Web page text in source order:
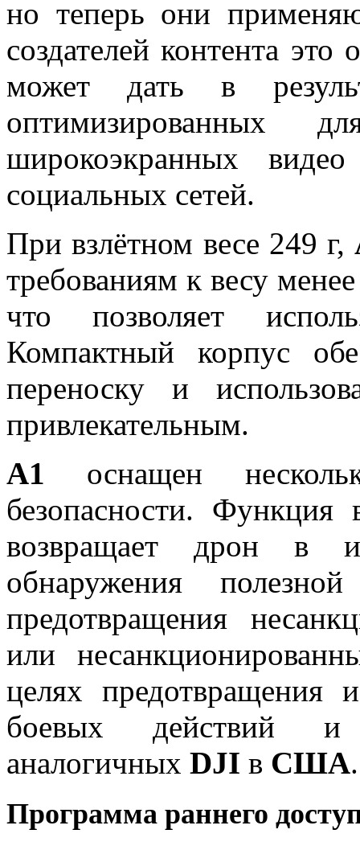
но теперь они
создателей контента это
может дать в
оптимизированных
широкоэкранных
социальных сетей.
При взлётном весе 249 г,
требованиям к весу
что позволяет
Компактный корпус
переноску и
привлекательным.
A1 оснащен
безопасности. Функция
возвращает дрон в
обнаружения
предотвращения
или
целях предотвращения
боевых действий и
аналогичных DJI в США.
Программа раннего